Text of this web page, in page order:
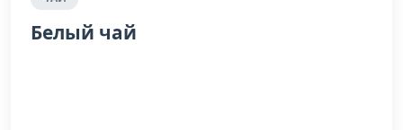
Белый чай